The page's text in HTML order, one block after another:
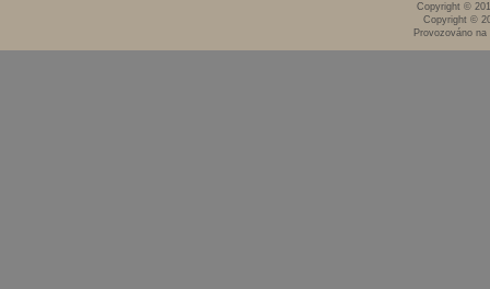
Copyright ©
Copyright ©
Provozováno